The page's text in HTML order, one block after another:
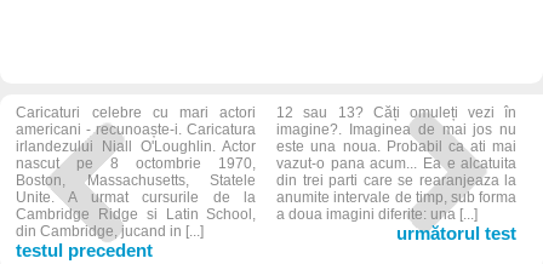
Caricaturi celebre cu mari actori
americani - recunoaște-i. Caricatura
irlandezului Niall O'Loughlin. Actor
nascut pe 8 octombrie 1970,
Boston, Massachusetts, Statele
Unite. A urmat cursurile de la
Cambridge Ridge si Latin School,
din Cambridge, jucand in [...]
testul precedent
12 sau 13? Căți omuleți vezi în
imagine?. Imaginea de mai jos nu
este una noua. Probabil ca ati mai
vazut-o pana acum... Ea e alcatuita
din trei parti care se rearanjeaza la
anumite intervale de timp, sub forma
a doua imagini diferite: una [...]
următorul test